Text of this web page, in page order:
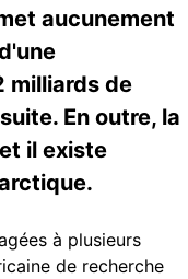
aucunement
milliards de
En outre, la
il existe
à plusieurs
de recherche